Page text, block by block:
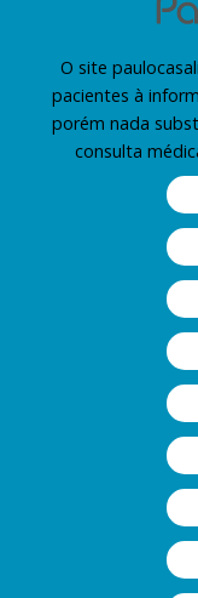
O site
pacientes à
porém nada
consulta